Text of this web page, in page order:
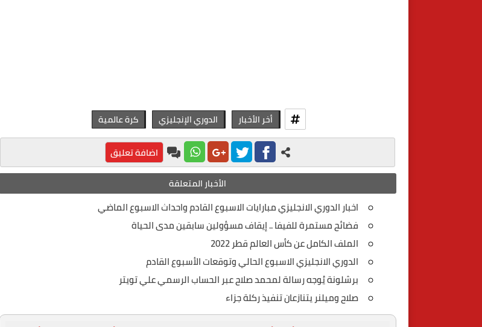
أخر الأخبار الدوري الإنجليزي كرة عالمية
اضافة تعليق
الأخبار المتعلقة
اخبار الدوري الانجليزي مبارايات الاسبوع القادم واحداث الاسبوع الماضي
فضائح مستمرة للفيفا .. إيقاف مسؤولين سابقين مدى الحياة
الملف الكامل عن كأس العالم قطر 2022
الدوري الانجليزي الاسبوع الحالي وتوقعات الأسبوع القادم
برشلونة يُوجه رسالة لمحمد صلاح عبر الحساب الرسمي علي تويتر
صلاح وميلنر يتنازعان تنفيذ ركلة جزاء